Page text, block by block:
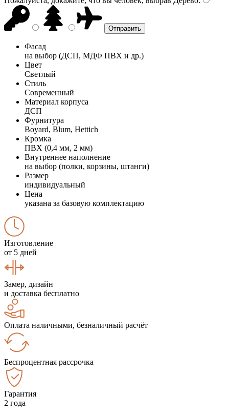
Фасад
на выбор (ДСП, МДФ ПВХ и др.)
Цвет
Светлый
Стиль
Современный
Материал корпуса
ДСП
Фурнитура
Boyard, Blum, Hettich
Кромка
ПВХ (0,4 мм, 2 мм)
Внутреннее наполнение
на выбор (полки, корзины, штанги)
Размер
индивидуальный
Цена
указана за базовую комплектацию
Изготовление
от 5 дней
Замер, дизайн
и доставка бесплатно
Оплата наличными, безналичный расчёт
Беспроцентная рассрочка
Гарантия
2 года